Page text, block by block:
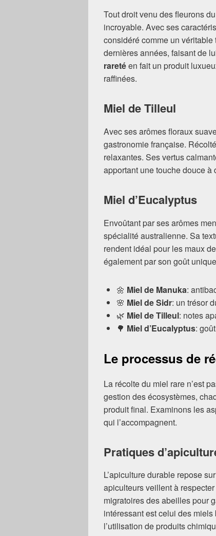
Tout droit venu des fleurons
incroyable. Avec ses
considéré comme un
dernières années, faisant de
raretéen fait un produit
raffinées.
Miel de Tilleul
Avec ses arômes floraux
gastronomie française.
relaxantes. Ses vertus
apportant une touche douce à
Miel d’Eucalyptus
Envoûtant par ses arômes
spécialité australienne. Sa
rendent idéal pour les maux
également par son goût
🌼 Miel de Manuka:
🌸 Miel de Sidr: un trésor
🌿 Miel de Tilleul: notes
🌳 Miel d’Eucalyptus:
Le processus de
La récolte du miel rare n’est
gestion des écosystèmes,
produit final. Examinons les
qui l’accompagnent.
Pratiques
L’apiculture durable repose
apiculteurs veillent à
migratoires des abeilles pour
intéressant est celui des
l’utilisation de produits